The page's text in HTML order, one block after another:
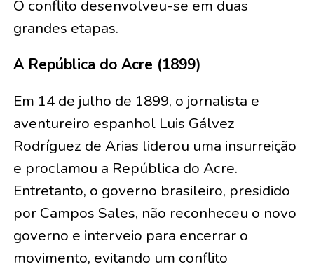
O conflito desenvolveu-se em duas
grandes etapas.
A República do Acre (1899)
Em 14 de julho de 1899, o jornalista e
aventureiro espanhol Luis Gálvez
Rodríguez de Arias liderou uma insurreição
e proclamou a República do Acre.
Entretanto, o governo brasileiro, presidido
por Campos Sales, não reconheceu o novo
governo e interveio para encerrar o
movimento, evitando um conflito